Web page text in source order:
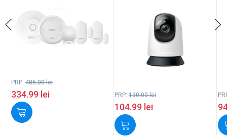
PRP: 485.00lei
334.99 lei PRP: 130.00lei
104.99 lei